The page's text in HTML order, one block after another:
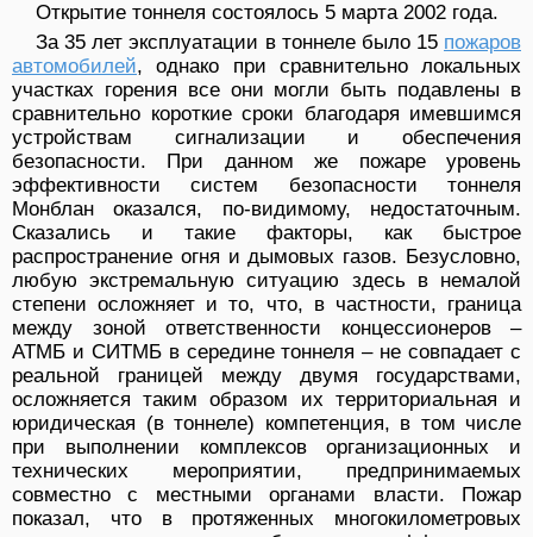
Открытие тоннеля состоялось 5 марта 2002 года.
За 35 лет эксплуатации в тоннеле было 15 пожаров
автомобилей, однако при сравнительно локальных
участках горения все они могли быть подавлены в
сравнительно короткие сроки благодаря имевшимся
устройствам сигнализации и обеспечения
безопасности. При данном же пожаре уровень
эффективности систем безопасности тоннеля
Монблан оказался, по-видимому, недостаточным.
Сказались и такие факторы, как быстрое
распространение огня и дымовых газов. Безусловно,
любую экстремальную ситуацию здесь в немалой
степени осложняет и то, что, в частности, граница
между зоной ответственности концессионеров –
АТМБ и СИТМБ в середине тоннеля – не совпадает с
реальной границей между двумя государствами,
осложняется таким образом их территориальная и
юридическая (в тоннеле) компетенция, в том числе
при выполнении комплексов организационных и
технических мероприятии, предпринимаемых
совместно с местными органами власти. Пожар
показал, что в протяженных многокилометровых